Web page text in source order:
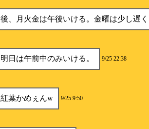
後、月火金は午後いける。金曜は少し遅
明日は午前中のみいける。 9/25 22:38
紅葉かめぇんw 9/25 9:50